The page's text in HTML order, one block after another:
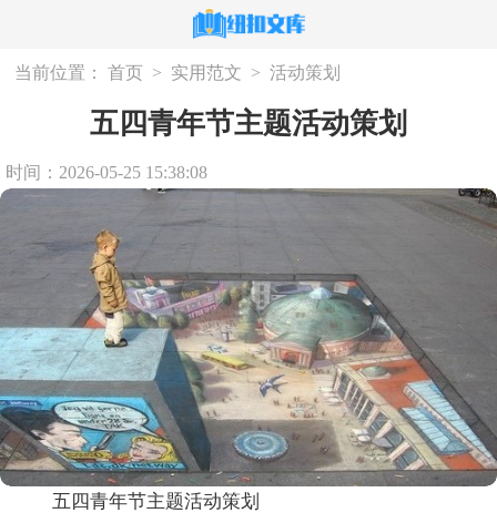
当前位置： 首页 > 实用范文 > 活动策划
五四青年节主题活动策划
时间：2026-05-25 15:38:08
五四青年节主题活动策划